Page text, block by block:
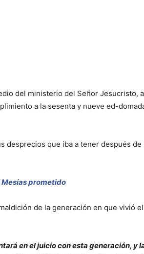
del ministerio del Señor Jesucristo,
a la sesenta y nueve ed-
desprecios que iba a tener después de
prometido
de la generación en que vivió
en el juicio con esta generación, y